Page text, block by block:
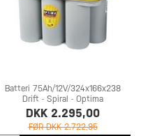
Batteri 75Ah/12V/324x166x238
Drift - Spiral - Optima
DKK 2.295,00
FØR DKK 2.722,95